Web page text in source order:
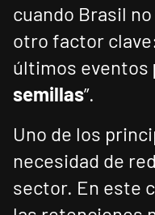
cuando Brasil
otro factor
últimos eventos
semillas”.
Uno de los
necesidad de
sector. En este